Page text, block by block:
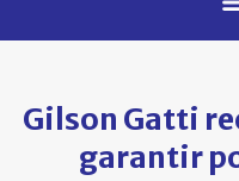
Gilson Gatti
garantir